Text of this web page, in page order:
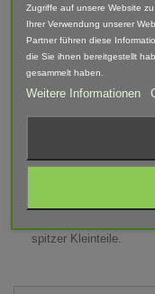
Lieferumfang: 10
Abgebildete
enthalten.
Der Artikel ist im 3D-
Achtung!
spitzer Kleinteile.
Zugriffe auf unsere Website
Ihrer Verwendung unserer
Partner führen diese
die Sie ihnen bereitgestellt
gesammelt haben.
Weitere Informationen